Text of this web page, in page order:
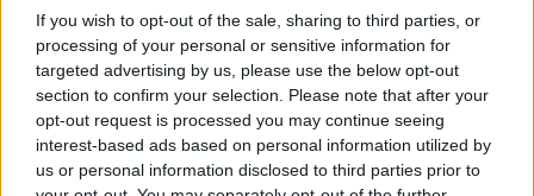
If you wish to opt-out of the sale, sharing to third parties, or
processing of your personal or sensitive information for
targeted advertising by us, please use the below opt-out
section to confirm your selection. Please note that after your
opt-out request is processed you may continue seeing
interest-based ads based on personal information utilized by
us or personal information disclosed to third parties prior to
A LEGJOBB AJÁNLAT
2026. március 23. 19:00